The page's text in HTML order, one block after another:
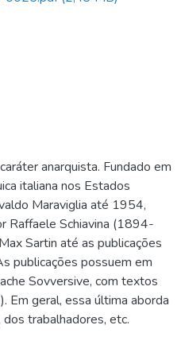
anarquista. Fundado em
italiana nos Estados
Maraviglia até 1954,
Raffaele Schiavina (1894-
Sartin até as publicações
publicações possuem em
Sovversive, com textos
geral, essa última aborda
trabalhadores, etc.